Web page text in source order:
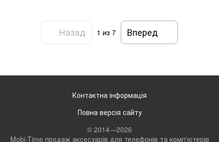
Назад 1 из 7 Вперед
Контактна інформація
Повна версія сайту
© 2014—2026
Mobi-Time продаж аксесуарів для телефонів та комп'ютерів